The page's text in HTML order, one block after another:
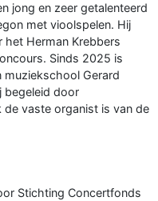
jong en zeer getalenteerd
met vioolspelen. Hij
Herman Krebbers
Sinds 2025 is
Gerard
begeleid door
vaste organist is van de
Stichting Concertfonds